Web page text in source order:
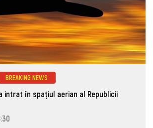
BREAKING NEWS
intrat în spațiul aerian al Republicii